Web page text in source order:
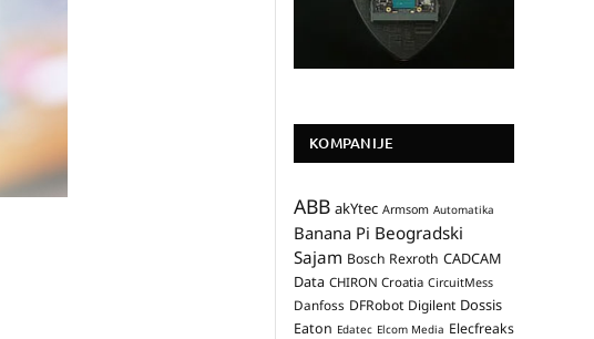
KOMPANIJE
ABB akYtec Armsom Automatika
Banana Pi Beogradski
Sajam Bosch Rexroth CADCAM
Data CHIRON Croatia CircuitMess
Danfoss DFRobot Digilent Dossis
Eaton Edatec Elcom Media Elecfreaks